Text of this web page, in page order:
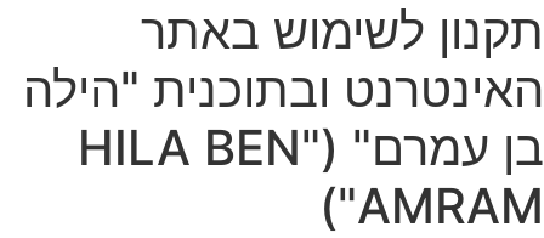
תקנון לשימוש באתר
האינטרנט ובתוכנית "הילה
בן עמרם" ("HILA BEN
AMRAM")